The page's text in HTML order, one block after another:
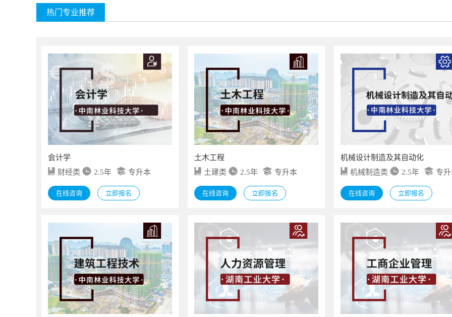
热门专业推荐
会计学
财经类
2.5年 专升本
在线咨询 立即报名
土木工程
土建类
2.5年 专升本
在线咨询 立即报名
机械设计制造及其自动化
机械制造类
2.5年 专
在线咨询 立即报名